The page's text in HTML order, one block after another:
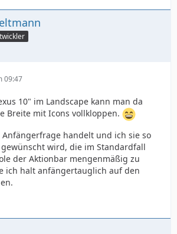
09:47
10" im Landscape kann man da
Breite mit Icons vollkloppen.
Anfängerfrage handelt und ich sie so
wird, die im Standardfall
der Aktionbar mengenmäßig zu
ich halt anfängertauglich auf den